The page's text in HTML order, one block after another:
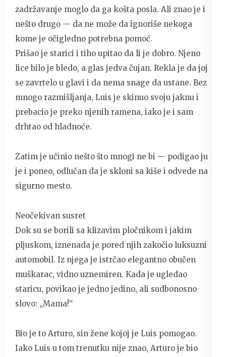
zadržavanje moglo da ga košta posla. Ali znao je i
nešto drugo — da ne može da ignoriše nekoga
kome je očigledno potrebna pomoć.
Prišao je starici i tiho upitao da li je dobro. Njeno
lice bilo je bledo, a glas jedva čujan. Rekla je da joj
se zavrtelo u glavi i da nema snage da ustane. Bez
mnogo razmišljanja, Luis je skinuo svoju jaknu i
prebacio je preko njenih ramena, iako je i sam
drhtao od hladnoće.
Zatim je učinio nešto što mnogi ne bi — podigao ju
je i poneo, odlučan da je skloni sa kiše i odvede na
sigurno mesto.
Neočekivan susret
Dok su se borili sa klizavim pločnikom i jakim
pljuskom, iznenada je pored njih zakočio luksuzni
automobil. Iz njega je istrčao elegantno obučen
muškarac, vidno uznemiren. Kada je ugledao
staricu, povikao je jedno jedino, ali sudbonosno
slovo: „Mama!“
Bio je to Arturo, sin žene kojoj je Luis pomogao.
Iako Luis u tom trenutku nije znao, Arturo je bio